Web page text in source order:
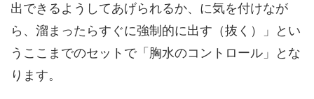
出できるようしてあげられるか、に気を付けなが
ら、溜まったらすぐに強制的に出す（抜く）」とい
うここまでのセットで「胸水のコントロール」とな
ります。